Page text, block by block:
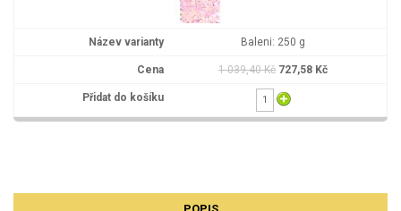
Baleni: 250 g
1 039,40 Kč 727,58 Kč